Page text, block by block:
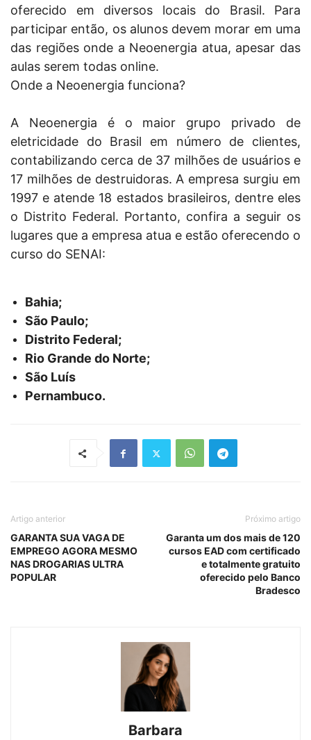
oferecido em diversos locais do Brasil. Para
participar então, os alunos devem morar em uma
das regiões onde a Neoenergia atua, apesar das
aulas serem todas online.
Onde a Neoenergia funciona?
A Neoenergia é o maior grupo privado de
eletricidade do Brasil em número de clientes,
contabilizando cerca de 37 milhões de usuários e
17 milhões de destruidoras. A empresa surgiu em
1997 e atende 18 estados brasileiros, dentre eles
o Distrito Federal. Portanto, confira a seguir os
lugares que a empresa atua e estão oferecendo o
curso do SENAI:
Bahia;
São Paulo;
Distrito Federal;
Rio Grande do Norte;
São Luís
Pernambuco.
Artigo anterior
GARANTA SUA VAGA DE
EMPREGO AGORA MESMO
NAS DROGARIAS ULTRA
POPULAR
Próximo artigo
Garanta um dos mais de 120
cursos EAD com certificado
e totalmente gratuito
oferecido pelo Banco
Bradesco
Barbara